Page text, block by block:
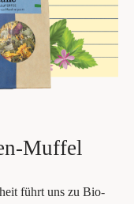
Muffel
führt uns zu Bio-